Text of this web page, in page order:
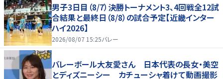
男子3日目（8/7）決勝トーナメント3、4回戦全12試
合結果と最終日（8/8）の試合予定【近畿インター
ハイ2026】
2026/08/07 15:25バレー
バレーボール大友愛さん 日本代表の長女・美空
とディズニーシー カチューシャ着けて動画撮影